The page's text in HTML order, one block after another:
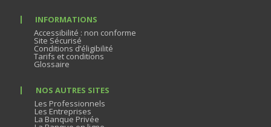
INFORMATIONS
Accessibilité : non conforme
Site Sécurisé
Conditions d’éligibilité
Tarifs et conditions
Glossaire
NOS AUTRES SITES
Les Professionnels
Les Entreprises
La Banque Privée